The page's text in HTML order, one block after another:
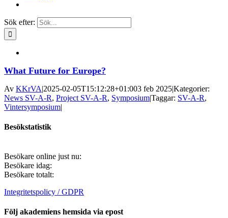
Sök efter:
What Future for Europe?
Av KKrVA|2025-02-05T15:12:28+01:003 feb 2025|Kategorier:
News SV-A-R, Project SV-A-R, Symposium|Taggar: SV-A-R,
Vintersymposium|
Besökstatistik
Besökare online just nu:
Besökare idag:
Besökare totalt:
Integritetspolicy / GDPR
Följ akademiens hemsida via epost